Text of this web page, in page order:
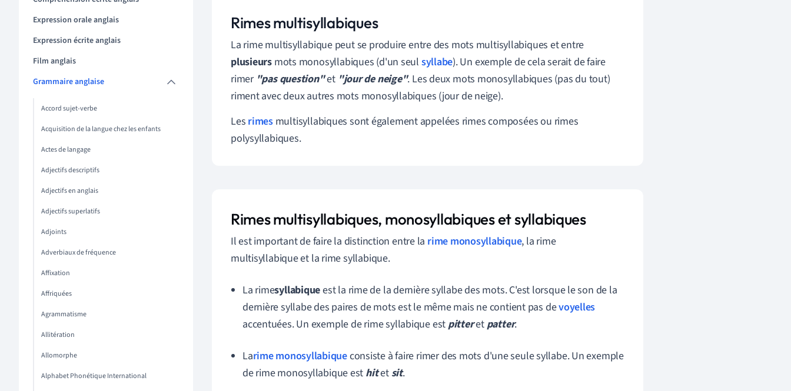
Expression orale anglais
Expression écrite anglais
Film anglais
Grammaire anglaise
Accord sujet-verbe
Acquisition de la langue chez les enfants
Actes de langage
Adjectifs descriptifs
Adjectifs en anglais
Adjectifs superlatifs
Adjoints
Adverbiaux de fréquence
Affixation
Affriquées
Agrammatisme
Allitération
Allomorphe
Alphabet Phonétique International
Rimes multisyllabiques
La rime multisyllabique peut se produire entre des mots multisyllabiques et entre
plusieurs mots monosyllabiques (d'un seul syllabe). Un exemple de cela serait de faire
rimer "pas question"et "jour de neige". Les deux mots monosyllabiques (pas du tout)
riment avec deux autres mots monosyllabiques (jour de neige).
Les rimesmultisyllabiques sont également appelées rimes composées ou rimes
polysyllabiques.
Rimes multisyllabiques, monosyllabiques et syllabiques
Il est important de faire la distinction entre la rime monosyllabique, la rime
multisyllabique et la rime syllabique.
La rimesyllabiqueest la rime de la dernière syllabe des mots. C'est lorsque le son de la
dernière syllabe des paires de mots est le même mais ne contient pas devoyelles
accentuées.Un exemple de rime syllabique estpitteretpatter.
Larime monosyllabiqueconsiste à faire rimer des mots d'une seule syllabe. Un exemple
de rime monosyllabique est hitet sit.